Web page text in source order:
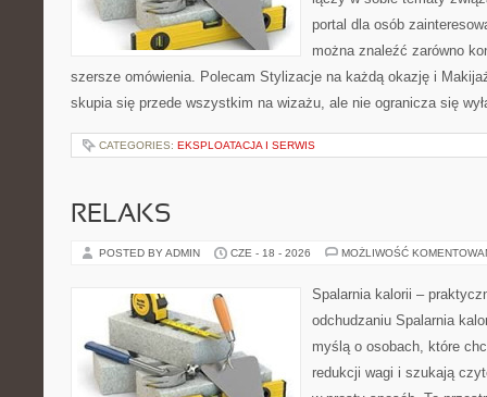
portal dla osób
można znaleźć zarówno
szersze omówienia. Polecam Stylizacje na każdą okazję i
skupia się przede wszystkim na wizażu, ale nie ogranicza się
CATEGORIES: EKSPLOATACJA I SERWIS
RELAKS
POSTED BY ADMIN CZE - 18 - 2026 MOŻLIWOŚĆ
Spalarnia kalorii –
odchudzaniu Spalarnia
myślą o osobach, które
redukcji wagi i szukają